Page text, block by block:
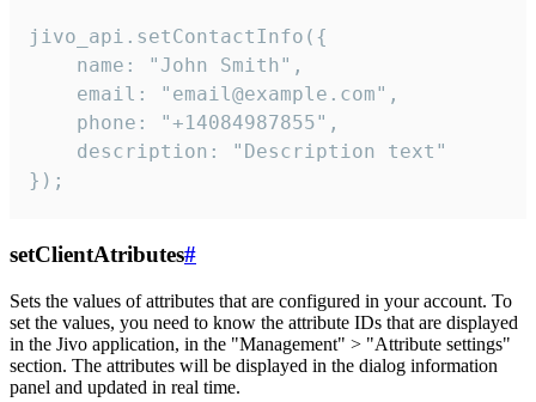
jivo_api.setContactInfo({
    name: "John Smith",
    email: "email@example.com",
    phone: "+14084987855",
    description: "Description text"
});
setClientAtributes#
Sets the values ​​of attributes that are configured in your account. To
set the values, you need to know the attribute IDs that are displayed
in the Jivo application, in the "Management" > "Attribute settings"
section. The attributes will be displayed in the dialog information
panel and updated in real time.